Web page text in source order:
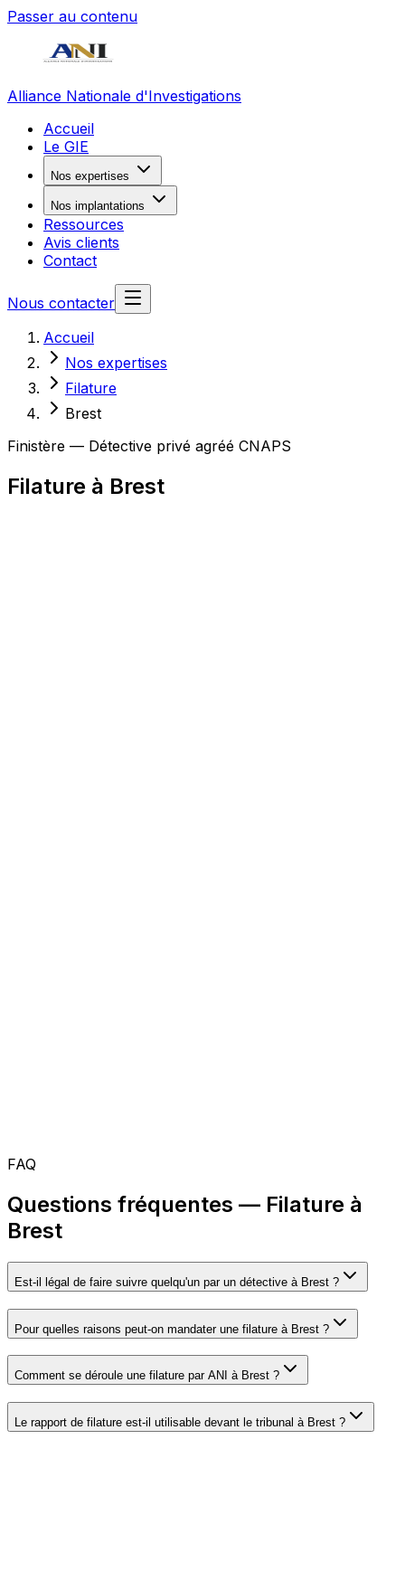
Passer au contenu
Alliance Nationale d'Investigations
Accueil
Le GIE
Nos expertises
Nos implantations
Ressources
Avis clients
Contact
Nous contacter
Accueil
Nos expertises
Filature
Brest
Finistère — Détective privé agréé CNAPS
Filature à Brest
FAQ
Questions fréquentes — Filature à
Brest
Est-il légal de faire suivre quelqu'un par un détective à Brest ?
Pour quelles raisons peut-on mandater une filature à Brest ?
Comment se déroule une filature par ANI à Brest ?
Le rapport de filature est-il utilisable devant le tribunal à Brest ?